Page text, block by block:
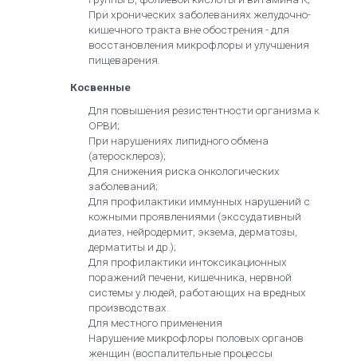
При хронических заболеваниях желудочно-
кишечного тракта вне обострения - для
восстановления микрофлоры и улучшения
пищеварения.
Косвенные
Для повышения резистентности организма к
ОРВИ;
При нарушениях липидного обмена
(атеросклероз);
Для снижения риска онкологических
заболеваний;
Для профилактики иммунных нарушений с
кожными проявлениями (экссудативный
диатез, нейродермит, экзема, дерматозы,
дерматиты и др.);
Для профилактики интоксикационных
поражений печени, кишечника, нервной
системы у людей, работающих на вредных
производствах.
Для местного применения
Нарушение микрофлоры половых органов
женщин (воспалительные процессы